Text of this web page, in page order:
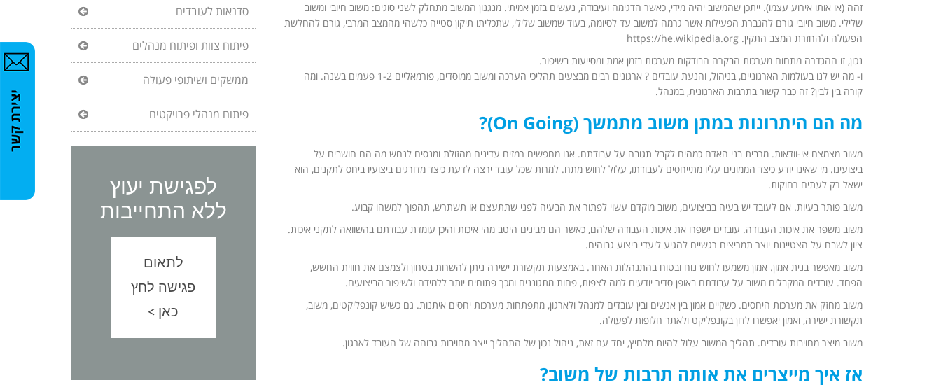
זהה (או אותו אירוע עצמו). ייתכן שהמשוב יהיה מידי, כאשר הדגימה ועיבודה, נעשים בזמן אמיתי. מנגנון המשוב מתחלק לשני סוגים: משוב חיובי ומשוב
שלילי. משוב חיובי גורם להגברת הפעילות אשר גרמה למשוב עד לסיומה, בעוד שמשוב שלילי, שתכליתו תיקון סטייה כלשהי מהמצב המרבי, גורם להחלשת
הפעולה ולהחזרת המצב התקין. https://he.wikipedia.org
נכון, זו ההגדרה מתחום מערכות הבקרה הבודקות מערכות בזמן אמת ומסייעות בשיפור.
ו- מה יש לנו בעולמות הארגוניים, בניהול, והנעת עובדים ? ארגונים רבים מבצעים תהליכי הערכה ומשוב ממוסדים, פורמאליים 1-2 פעמים בשנה. ומה
קורה בין לבין? זה כבר קשור בתרבות הארגונית, במנהל.
מה הם היתרונות במתן משוב מתמשך (On Going)?
משוב מצמצם אי-וודאות. מרבית בני האדם כמהים לקבל תגובה על עבודתם. אנו מחפשים רמזים עדינים מהזולת ומנסים לנחש מה הם חושבים על
ביצועינו. מי שאינו יודע כיצד הממונים עליו מתייחסים לעבודתו, עלול לחוש מתח. למרות שכל עובד ירצה לדעת כיצד מדורגים ביצועיו ביחס לתקנים, הוא
ישאל רק לעתים רחוקות.
משוב פותר בעיות. אם לעובד יש בעיה בביצועים, משוב מוקדם עשוי לפתור את הבעיה לפני שתתעצם או תשתרש, תהפוך למשהו קבוע.
משוב משפר את איכות העבודה. עובדים ישפרו את איכות העבודה שלהם, כאשר הם מבינים היטב מהי איכות והיכן עומדת עבודתם בהשוואה לתקני איכות.
ציון לשבח על הצטיינות יוצר תמריצים רגשיים להגיע ליעדי ביצוע גבוהים.
משוב מאפשר בנית אמון. אמון משמעו לחוש נוח ובטוח בהתנהלות האחר. באמצעות תקשורת ישירה ניתן להשרות בטחון ולצמצם את חווית החשש,
הפחד. עובדים המקבלים משוב על עבודתם באופן סדיר יודעים למה לצפות, פחות מתגוננים ומכך פתוחים יותר ללמידה ולשיפור הביצועים.
משוב מחזק את מערכות היחסים. כשקיים אמון בין אנשים ובין עובדים למנהל ולארגון, מתפתחות מערכות יחסים איתנות. גם כשיש קונפליקטים, משוב,
תקשורת ישירה, ואמון יאפשרו לדון בקונפליקט ולאתר חלופות לפעולה.
משוב מיצר מחויבות עובדים. תהליך המשוב עלול להיות מלחיץ, יחד עם זאת, ניהול נכון של התהליך ייצר מחויבות גבוהה של העובד לארגון.
אז איך מייצרים את אותה תרבות של משוב?
סדנאות לעובדים
פיתוח צוות ופיתוח מנהלים
ממשקים ושיתופי פעולה
פיתוח מנהלי פרויקטים
לפגישת יעוץ
ללא התחייבות
לתאום
פגישה לחץ
כאן >